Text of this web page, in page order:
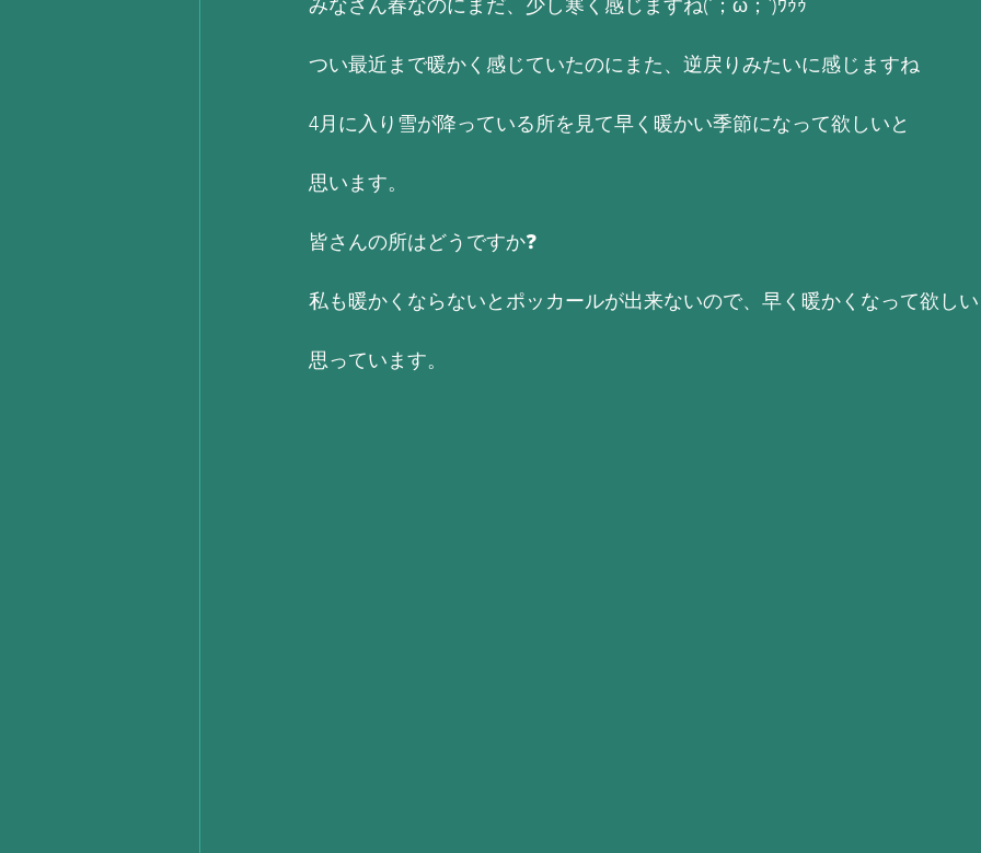
みなさん春なのにまだ、少し寒く感じますね(´；ω；`)ｳｩｩ
つい最近まで暖かく感じていたのにまた、逆戻りみたいに感じますね
4月に入り雪が降っている所を見て早く暖かい季節になって欲しいと
思います。
皆さんの所はどうですか❓
私も暖かくならないとポッカールが出来ないので、早く暖かくなって欲し
思っています。